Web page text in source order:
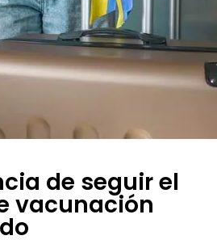
de seguir el
vacunación